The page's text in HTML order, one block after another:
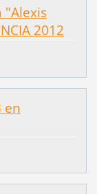
"Alexis
2012
en